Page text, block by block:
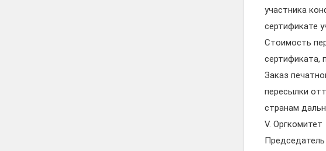
участника
сертификате
Стоимость
сертификата,
Заказ
пересылки
странам
V. Оргкомитет